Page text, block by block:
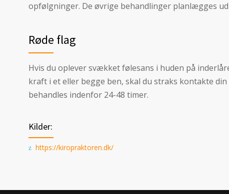
opfølgninger. De øvrige behandlinger planlægges
Røde flag
Hvis du oplever svækket følesans i huden på
kraft i et eller begge ben, skal du straks kontakte
behandles indenfor 24-48 timer.
Kilder:
https://kiropraktoren.dk/